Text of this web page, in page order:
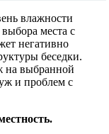
влажности
места с
негативно
беседки.
на выбранной
и проблем с